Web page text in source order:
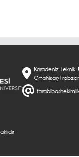
Karadeniz
Ortahisar/